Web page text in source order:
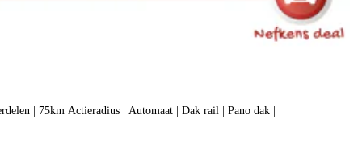
| 75km Actieradius | Automaat | Dak rail | Pano dak |